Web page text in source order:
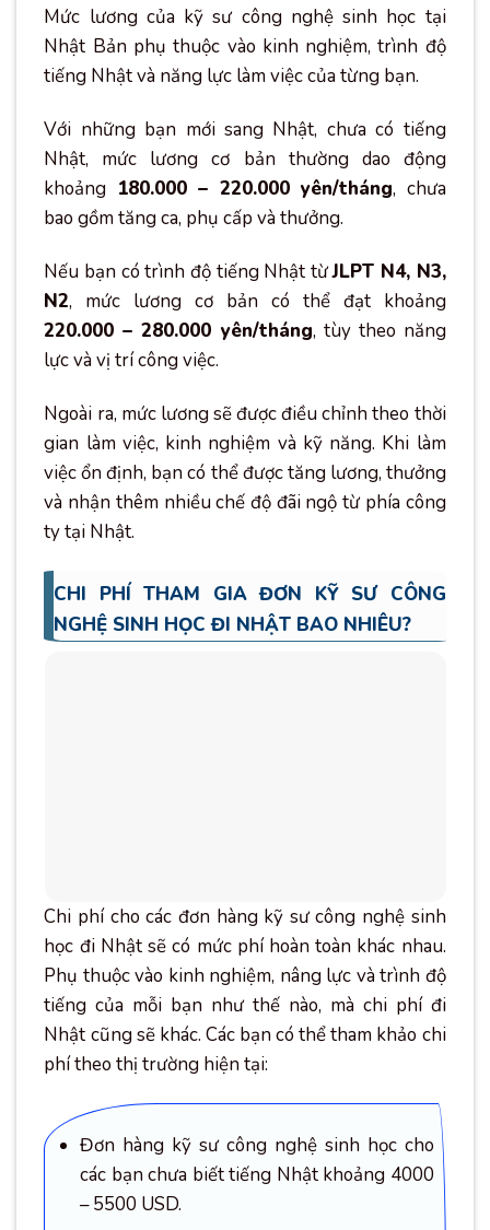
Mức lương của kỹ sư công nghệ sinh học tại
Nhật Bản phụ thuộc vào kinh nghiệm, trình độ
tiếng Nhật và năng lực làm việc của từng bạn.
Với những bạn mới sang Nhật, chưa có tiếng
Nhật, mức lương cơ bản thường dao động
khoảng 180.000 – 220.000 yên/tháng, chưa
bao gồm tăng ca, phụ cấp và thưởng.
Nếu bạn có trình độ tiếng Nhật từJLPT N4, N3,
N2, mức lương cơ bản có thể đạt khoảng
220.000 – 280.000 yên/tháng, tùy theo năng
lực và vị trí công việc.
Ngoài ra, mức lương sẽ được điều chỉnh theo thời
gian làm việc, kinh nghiệm và kỹ năng. Khi làm
việc ổn định, bạn có thể được tăng lương, thưởng
và nhận thêm nhiều chế độ đãi ngộ từ phía công
ty tại Nhật.
CHI PHÍ THAM GIA ĐƠN KỸ SƯ CÔNG
NGHỆ SINH HỌC ĐI NHẬT BAO NHIÊU?
Chi phí cho các đơn hàng kỹ sư công nghệ sinh
học đi Nhật sẽ có mức phí hoàn toàn khác nhau.
Phụ thuộc vào kinh nghiệm, nâng lực và trình độ
tiếng của mỗi bạn như thế nào, mà chi phí đi
Nhật cũng sẽ khác. Các bạn có thể tham khảo chi
phí theo thị trường hiện tại:
Đơn hàng kỹ sư công nghệ sinh học cho
các bạn chưa biết tiếng Nhật khoảng 4000
– 5500 USD.